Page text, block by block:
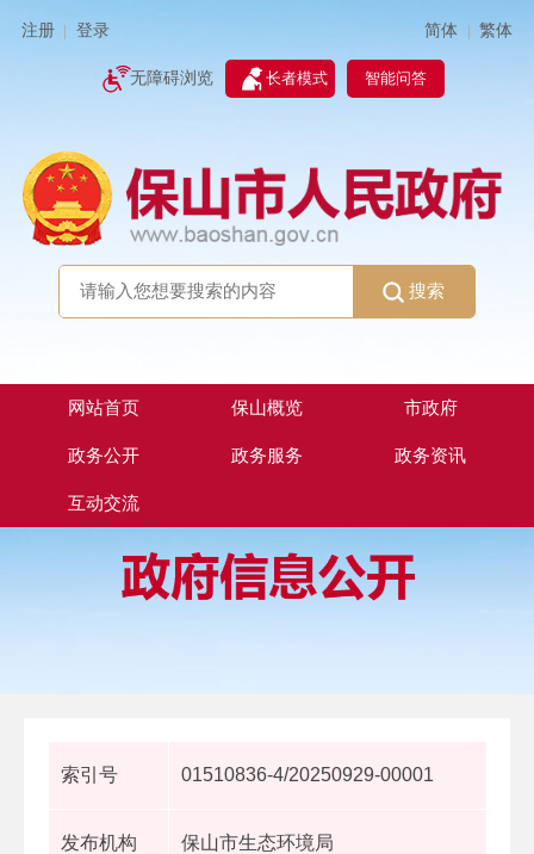
注册 登录 简体 | 繁体
无障碍浏览 长者模式 智能问答
搜索
网站首页 保山概览 市政府
政务公开 政务服务 政务资讯
互动交流
索引号 01510836-4/20250929-00001
发布机构 保山市生态环境局